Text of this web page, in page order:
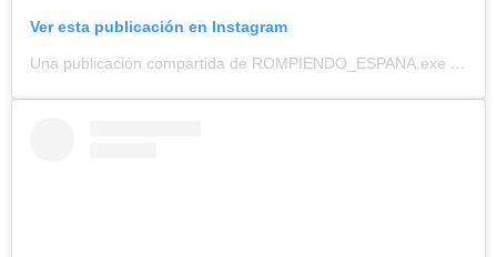
Ver esta publicación en Instagram
Una publicación compartida de ROMPIENDO_ESPANA.exe (@rompiendo_espana)